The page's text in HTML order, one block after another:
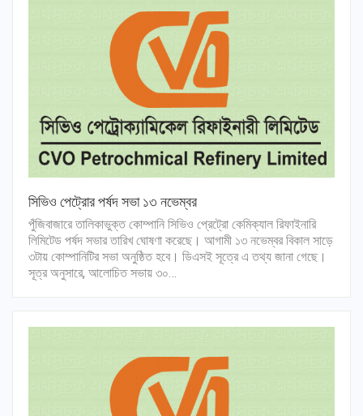
সিভিও পেট্রোর পর্ষদ সভা ১৩ নভেম্বর
পুঁজিবাজারে তালিকাভুক্ত কোম্পানি সিভিও প্রেট্রো কেমিক্যাল রিফাইনারি
লিমিটেড পর্ষদ সভার তারিখ ঘোষণা করেছে। আগামী ১৩ নভেম্বর বিকাল সাড়ে
৩টায় কোম্পানিটির সভা অনুষ্ঠিত হবে। ডিএসই সূত্রে এ তথ্য জানা গেছে।
সূত্র অনুসারে, আলোচিত সভায় ৩০…